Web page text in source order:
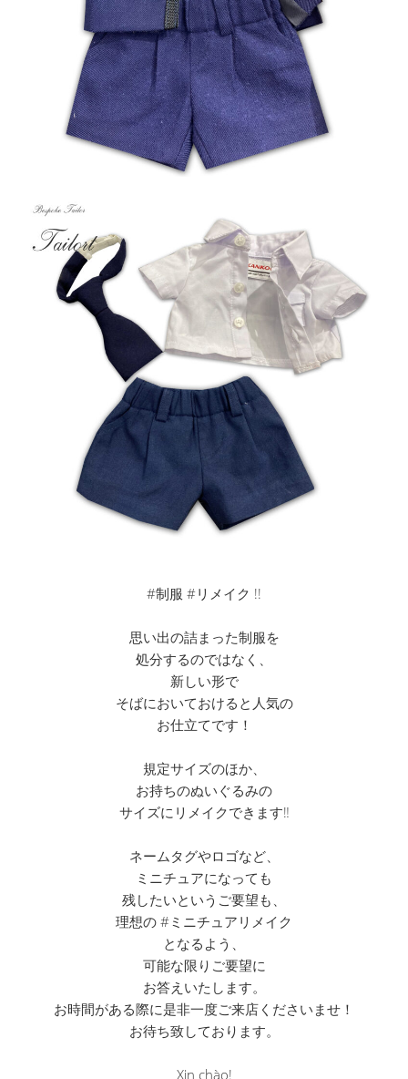
#制服 #リメイク !!
思い出の詰まった制服を
処分するのではなく、
新しい形で
そばにおいておけると人気の
お仕立てです！
規定サイズのほか、
お持ちのぬいぐるみの
サイズにリメイクできます‼︎
ネームタグやロゴなど、
ミニチュアになっても
残したいというご要望も、
理想の #ミニチュアリメイク
となるよう、
可能な限りご要望に
お答えいたします。
お時間がある際に是非一度ご来店くださいませ！
お待ち致しております。
Xin chào!